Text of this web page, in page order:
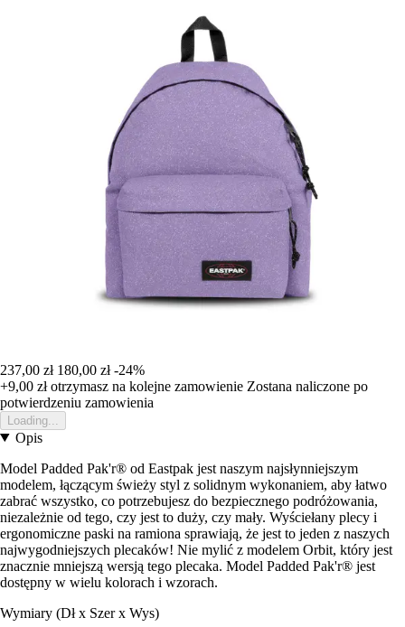
237,00 zł 180,00 zł -24%
+9,00 złotrzymasz na kolejne zamowienie Zostana naliczone po
potwierdzeniu zamowienia
Loading...
Opis
Model Padded Pak'r® od Eastpak jest naszym najsłynniejszym
modelem, łączącym świeży styl z solidnym wykonaniem, aby łatwo
zabrać wszystko, co potrzebujesz do bezpiecznego podróżowania,
niezależnie od tego, czy jest to duży, czy mały. Wyściełany plecy i
ergonomiczne paski na ramiona sprawiają, że jest to jeden z naszych
najwygodniejszych plecaków! Nie mylić z modelem Orbit, który jest
znacznie mniejszą wersją tego plecaka. Model Padded Pak'r® jest
dostępny w wielu kolorach i wzorach.
Wymiary (Dł x Szer x Wys)